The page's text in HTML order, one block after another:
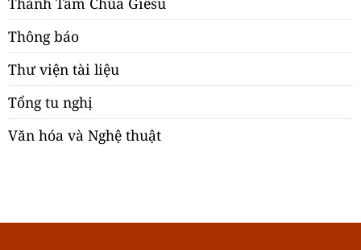
Thông báo
Thư viện tài liệu
Tổng tu nghị
Văn hóa và Nghệ thuật